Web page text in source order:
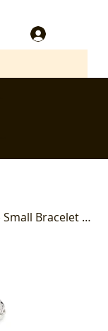
Buddha to Buddha - 211 D - Nathalie Small Bracelet Silver